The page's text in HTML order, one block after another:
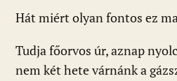
Hát miért olyan fontos ez
Tudja főorvos úr, aznap
nem két hete várnánk a